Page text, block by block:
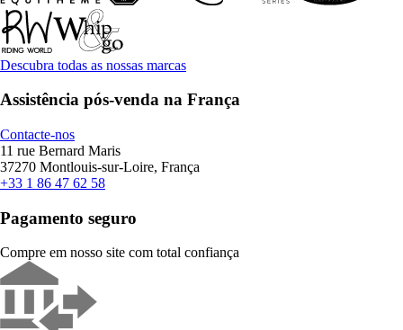
Descubra todas as nossas marcas
Assistência pós-venda na França
Contacte-nos
11 rue Bernard Maris
37270 Montlouis-sur-Loire, França
+33 1 86 47 62 58
Pagamento seguro
Compre em nosso site com total confiança